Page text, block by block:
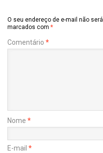
O seu endereço de e-mail não
marcados com *
Comentário *
Nome *
E-mail *